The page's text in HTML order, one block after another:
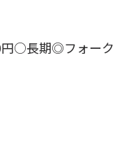
円○長期◎フォー